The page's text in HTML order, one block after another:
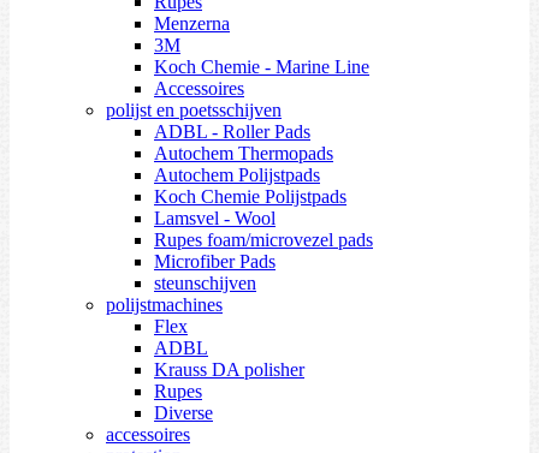
Menzerna
3M
Koch Chemie - Marine Line
Accessoires
polijst en poetsschijven
ADBL - Roller Pads
Autochem Thermopads
Autochem Polijstpads
Koch Chemie Polijstpads
Lamsvel - Wool
Rupes foam/microvezel pads
Microfiber Pads
steunschijven
polijstmachines
Flex
ADBL
Krauss DA polisher
Rupes
Diverse
accessoires